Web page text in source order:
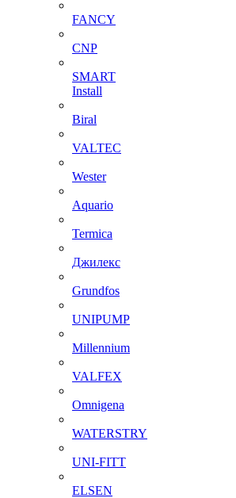
FANCY
CNP
SMART
Install
Biral
VALTEC
Wester
Aquario
Termica
Джилекс
Grundfos
UNIPUMP
Millennium
VALFEX
Omnigena
WATERSTRY
UNI-FITT
ELSEN